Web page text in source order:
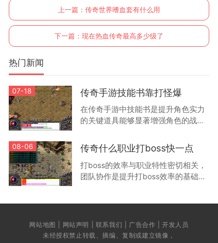
上一篇： 传奇世界嗜血套有什么用
下一篇： 现在热血传奇最高多少级了
热门新闻
07-18 传奇手游技能书靠打怪爆
在传奇手游中技能书是提升角色实力
的关键道具能够显著增强角色的战斗
能书主要通过击败怪物获得不同等级
的怪物掉落技能书的品质和类型有所
差
08-06 传奇什么职业打boss快一点
打boss的效率与职业特性密切相关，
团队协作是提升打boss效率的基础方
疗和辅
网站地图 | 网站声明 | 联系我们 | 广告合作 | 开发人员
未经授权禁止转载、摘编、复制或建立镜像，